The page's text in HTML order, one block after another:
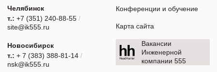
Челябинск
т.: +7 (351) 240-88-55 /
site@ik555.ru
Новосибирск
т.: + 7 (383) 388-81-14 /
nsk@ik555.ru
Конференции и обучение
Карта сайта
Вакансии
Инженерной
компании 555